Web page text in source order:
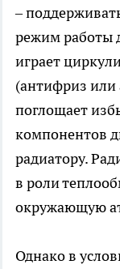
–
режим работы
играет
(антифриз или
поглощает
компонентов
радиатору.
в роли
окружающую
Однако в